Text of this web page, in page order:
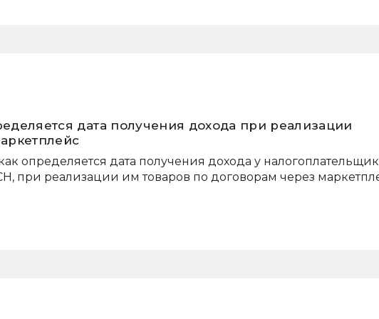
дата получения дохода при реализации
определяется дата получения дохода у
при реализации им товаров по договорам через